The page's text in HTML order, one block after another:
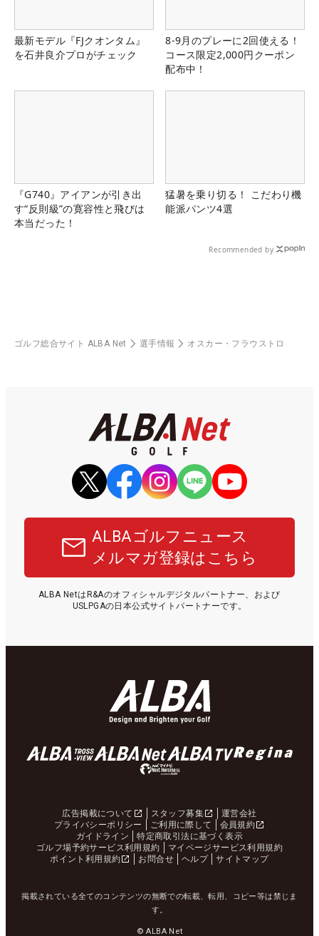
最新モデル『FJクオンタム』
を石井良介プロがチェック
8-9月のプレーに2回使える！
コース限定2,000円クーポン
配布中！
『G740』アイアンが引き出
す“反則級”の寛容性と飛びは
本当だった！
猛暑を乗り切る！ こだわり機
能派パンツ4選
Recommended by
ゴルフ総合サイト ALBA Net 選手情報 オスカー・フラウストロ
ALBAゴルフニュース
メルマガ登録はこちら
ALBA NetはR&Aのオフィシャルデジタルパートナー、および
USLPGAの日本公式サイトパートナーです。
広告掲載について スタッフ募集
運営会社
プライバシーポリシー
ご利用に際して
会員規約
ガイドライン
特定商取引法に基づく表示
ゴルフ場予約サービス利用規約
マイページサービス利用規約
ポイント利用規約
お問合せ ヘルプ サイトマップ
掲載されている全てのコンテンツの無断での転載、転用、コピー等は禁じま
す。
© ALBA Net